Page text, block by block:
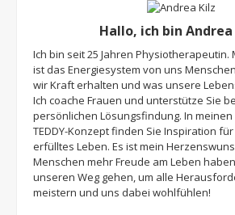
Hallo, ich bin
Ich bin seit 25 Jahren Physiotherapeutin.
ist das Energiesystem von uns
wir Kraft erhalten und was unsere
Ich coache Frauen und unterstütze Sie
persönlichen Lösungsfindung. In
TEDDY-Konzept finden Sie Inspiration
erfülltes Leben. Es ist mein
Menschen mehr Freude am Leben
unseren Weg gehen, um alle
meistern und uns dabei wohlfühlen!